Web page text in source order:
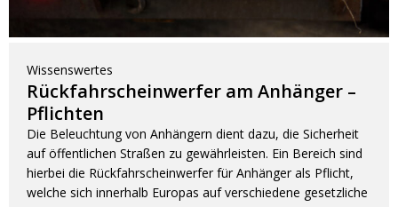
info@agrarled.de
+49(0)1520 5391500
Wissenswertes
Rückfahrscheinwerfer am Anhänger –
Pflichten
Die Beleuchtung von Anhängern dient dazu, die Sicherheit
auf öffentlichen Straßen zu gewährleisten. Ein Bereich sind
hierbei die Rückfahrscheinwerfer für Anhänger als Pflicht,
welche sich innerhalb Europas auf verschiedene gesetzliche